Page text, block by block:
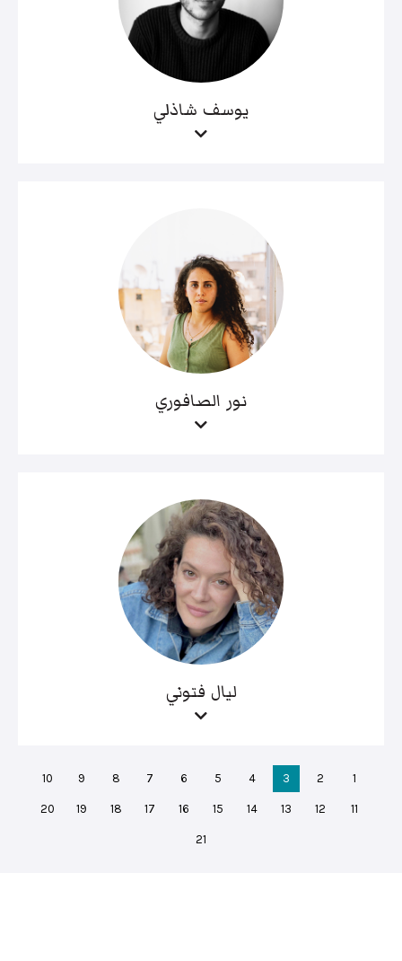
يوسف شاذلي
نور الصافوري
ليال فتوني
1
2
3
4
5
6
7
8
9
10
11
12
13
14
15
16
17
18
19
20
21